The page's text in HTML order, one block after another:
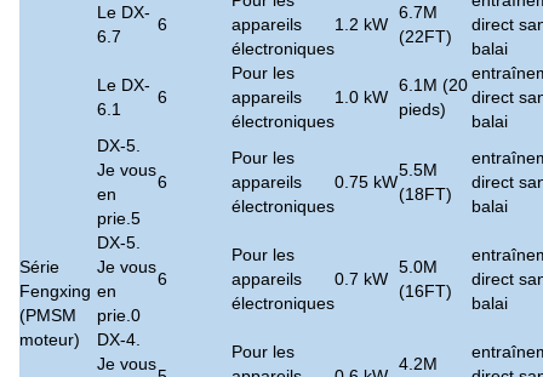
Série
Fengxing
(PMSM
moteur)
Le DX-
6.7
6
appareils
électroniques
1.2 kW
6.7M
(22FT)
direct
balai
Le DX-
6.1
6
Pour les
appareils
électroniques
1.0 kW
6.1M (20
pieds)
direct
balai
DX-5.
Je vous
en
prie.5
6
Pour les
appareils
électroniques
0.75 kW
5.5M
(18FT)
direct
balai
DX-5.
Je vous
en
prie.0
6
Pour les
appareils
électroniques
0.7 kW
5.0M
(16FT)
direct
balai
DX-4.
Je vous
Pour les
4.2M